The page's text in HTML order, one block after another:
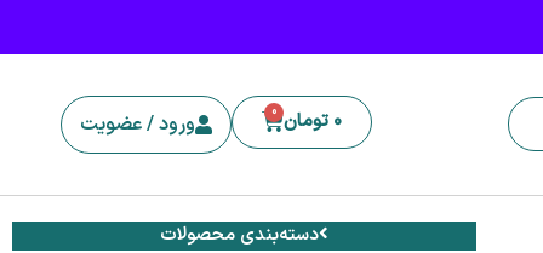
0 تومان 0 ورود / عضویت
دسته‌بندی محصولات